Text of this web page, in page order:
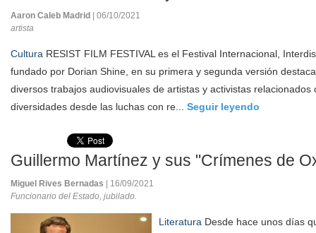
Aaron Caleb Madrid
| 06/10/2021
artista
Cultura RESIST FILM FESTIVAL es el Festival Internacional,
fundado por Dorian Shine, en su primera y segunda versión
diversos trabajos audiovisuales de artistas y activistas relacionados
diversidades desde las luchas con re... Seguir leyendo
Guillermo Martínez y sus "Crímenes de
Miguel Rives Bernadas
| 16/09/2021
Funcionario del Estado, jubilado.
Literatura Desde hace unos días